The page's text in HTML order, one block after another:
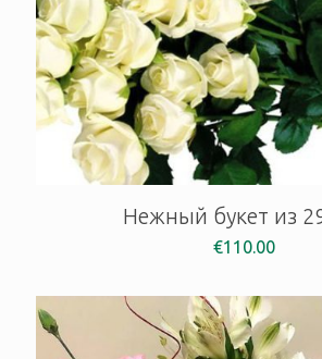
Нежный букет из
€110.00